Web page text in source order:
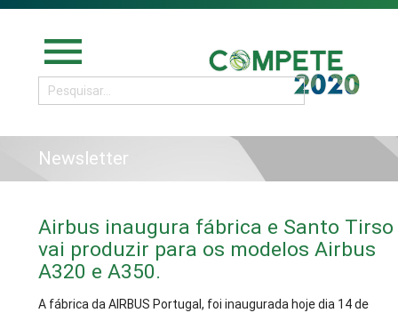
menu
Newsletter
Airbus inaugura fábrica e Santo Tirso
vai produzir para os modelos Airbus
A320 e A350.
A fábrica da AIRBUS Portugal, foi inaugurada hoje dia 14 de